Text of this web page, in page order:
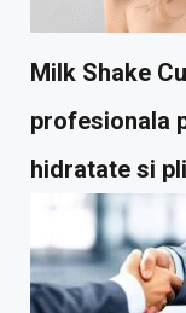
Milk Shake
profesionala
hidratate si